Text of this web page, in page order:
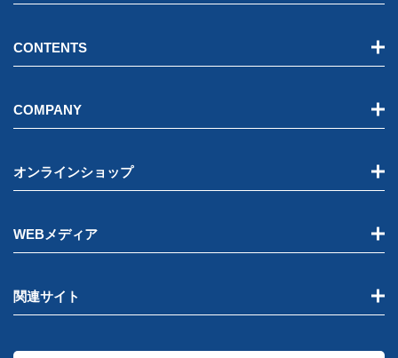
CONTENTS
COMPANY
オンラインショップ
WEBメディア
関連サイト